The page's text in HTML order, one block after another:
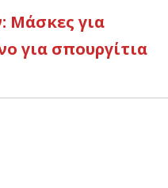
Μάσκες για
για σπουργίτια